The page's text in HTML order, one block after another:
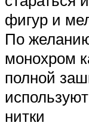
фигур и
По
монохром
полной
нитки